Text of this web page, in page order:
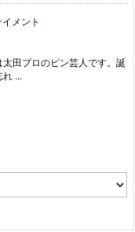
メント
田プロのピン芸人です。誕
れ ...